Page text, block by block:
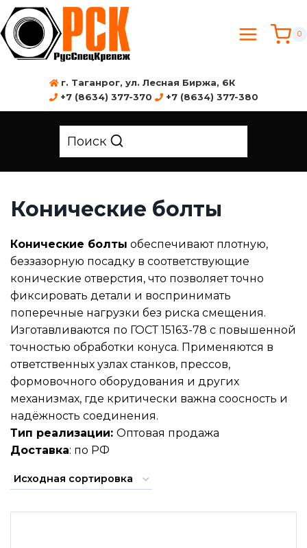
0
г. Таганрог, ул. Лесная Биржа, 6К
+7 (8634) 377-370
+7 (8634) 377-380
Поиск
Конические болты
Конические болты обеспечивают плотную,
беззазорную посадку в соответствующие
конические отверстия, что позволяет точно
фиксировать детали и воспринимать
поперечные нагрузки без риска смещения.
Изготавливаются по ГОСТ 15163-78 с повышенной
точностью обработки конуса. Применяются в
ответственных узлах станков, прессов,
формовочного оборудования и других
механизмах, где критически важна соосность и
надёжность соединения.
Тип реализации: Оптовая продажа
Доставка: по РФ